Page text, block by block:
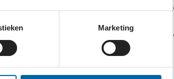
Marketing
Nederland gebruikt deze
oplossingen te komen. Dit keer vulden
met dementie mee aan de